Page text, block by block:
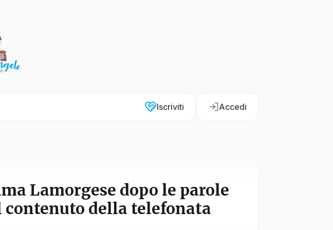
Iscriviti Accedi
Lamorgese dopo le parole
contenuto della telefonata